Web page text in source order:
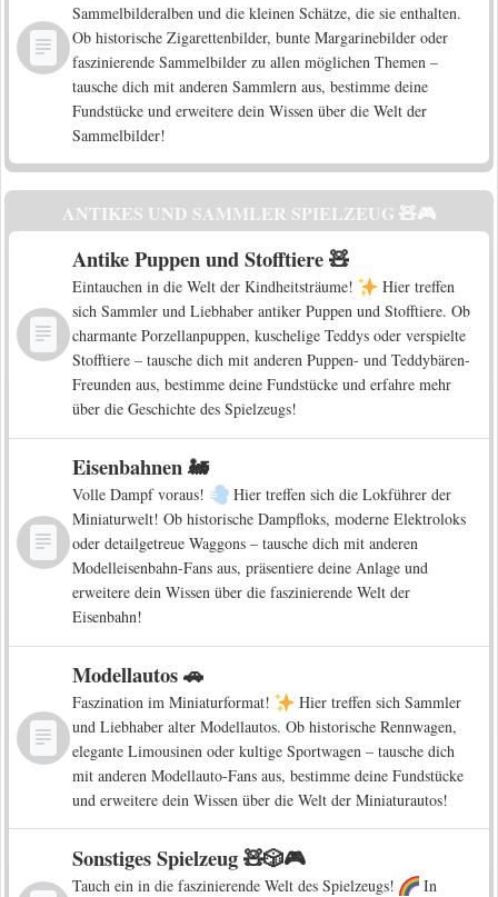
Sammelbilderalben und die kleinen Schätze, die sie enthalten.
Ob historische Zigarettenbilder, bunte Margarinebilder oder
faszinierende Sammelbilder zu allen möglichen Themen –
tausche dich mit anderen Sammlern aus, bestimme deine
Fundstücke und erweitere dein Wissen über die Welt der
Sammelbilder!
ANTIKES UND SAMMLER SPIELZEUG 🧸🎮
Antike Puppen und Stofftiere 🧸
Eintauchen in die Welt der Kindheitsträume!
Hier treffen
sich Sammler und Liebhaber antiker Puppen und Stofftiere. Ob
charmante Porzellanpuppen, kuschelige Teddys oder verspielte
Stofftiere – tausche dich mit anderen Puppen- und Teddybären-
Freunden aus, bestimme deine Fundstücke und erfahre mehr
über die Geschichte des Spielzeugs!
Eisenbahnen 🚂
Volle Dampf voraus!
Hier treffen sich die Lokführer der
Miniaturwelt! Ob historische Dampfloks, moderne Elektroloks
oder detailgetreue Waggons – tausche dich mit anderen
Modelleisenbahn-Fans aus, präsentiere deine Anlage und
erweitere dein Wissen über die faszinierende Welt der
Eisenbahn!
Modellautos 🚗
Faszination im Miniaturformat!
Hier treffen sich Sammler
und Liebhaber alter Modellautos. Ob historische Rennwagen,
elegante Limousinen oder kultige Sportwagen – tausche dich
mit anderen Modellauto-Fans aus, bestimme deine Fundstücke
und erweitere dein Wissen über die Welt der Miniaturautos!
Sonstiges Spielzeug 🧸🎲🎮
Tauch ein in die faszinierende Welt des Spielzeugs!
In